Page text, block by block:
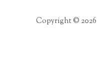
Copyright ©